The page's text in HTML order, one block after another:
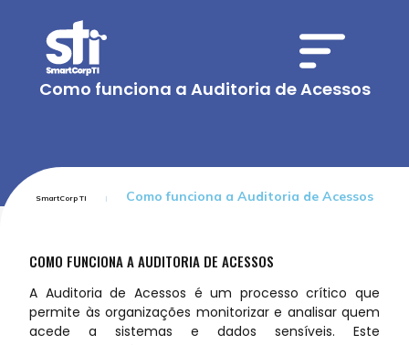
Como funciona a Auditoria de Acessos
SmartCorp TI Como funciona a Auditoria de Acessos
COMO FUNCIONA A AUDITORIA DE ACESSOS
A Auditoria de Acessos é um processo crítico que
permite às organizações monitorizar e analisar quem
acede a sistemas e dados sensíveis. Este